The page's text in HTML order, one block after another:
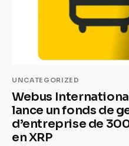
UNCATEGORIZED
Webus
lance un fonds de
d’entreprise de
en XRP